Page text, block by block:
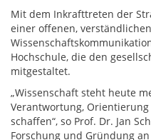
Mit dem Inkrafttreten der
einer offenen,
Hochschule, die den
mitgestaltet.
„Wissenschaft steht heute
Verantwortung,
schaffen“, so Prof. Dr. Jan
Forschung und Gründung